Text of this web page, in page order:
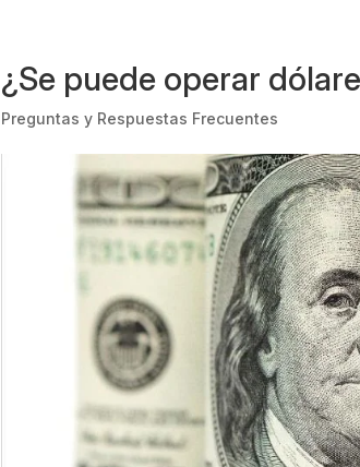
¿Se puede operar
Preguntas y Respuestas Frecuentes